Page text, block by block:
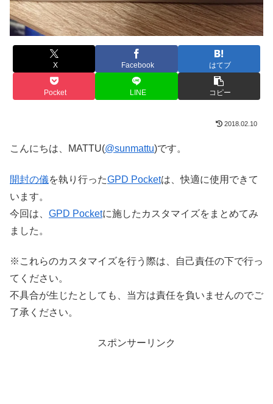
X Facebook はてブ
Pocket LINE コピー
2018.02.10
こんにちは、MATTU(@sunmattu)です。
開封の儀を執り行ったGPD Pocketは、快適に使用できて
います。
今回は、 GPD Pocketに施したカスタマイズをまとめてみ
ました。
※これらのカスタマイズを行う際は、自己責任の下で行っ
てください。
不具合が生じたとしても、当方は責任を負いませんのでご
了承ください。
スポンサーリンク